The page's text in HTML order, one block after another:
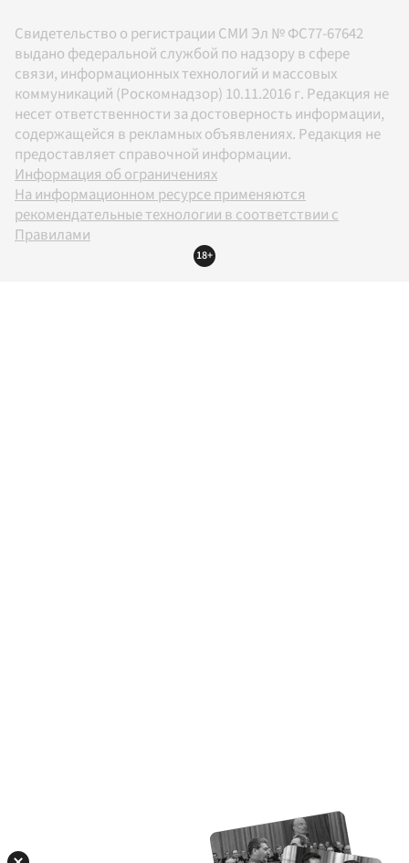
Свидетельство о регистрации СМИ Эл № ФС77-67642
выдано федеральной службой по надзору в сфере
связи, информационных технологий и массовых
коммуникаций (Роскомнадзор) 10.11.2016 г. Редакция не
несет ответственности за достоверность информации,
содержащейся в рекламных объявлениях. Редакция не
предоставляет справочной информации.
Информация об ограничениях
На информационном ресурсе применяются
рекомендательные технологии в соответствии с
Правилами
18+